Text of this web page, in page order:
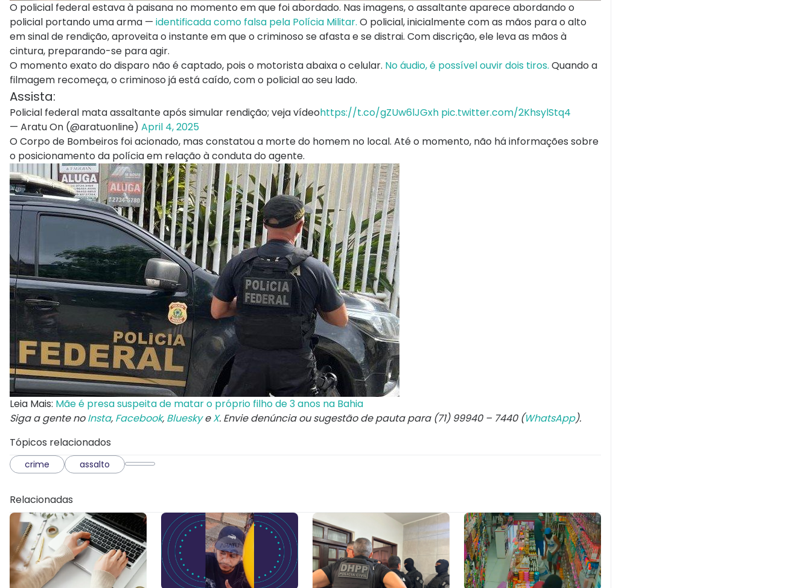
O policial federal estava à paisana no momento em que foi abordado. Nas imagens, o assaltante aparece abordando o
policial portando uma arma — identificada como falsa pela Polícia Militar. O policial, inicialmente com as mãos para o alto
em sinal de rendição, aproveita o instante em que o criminoso se afasta e se distrai. Com discrição, ele leva as mãos à
cintura, preparando-se para agir.
O momento exato do disparo não é captado, pois o motorista abaixa o celular. No áudio, é possível ouvir dois tiros. Quando a
filmagem recomeça, o criminoso já está caído, com o policial ao seu lado.
Assista:
Policial federal mata assaltante após simular rendição; veja vídeohttps://t.co/gZUw6lJGxh pic.twitter.com/2KhsylStq4
— Aratu On (@aratuonline) April 4, 2025
O Corpo de Bombeiros foi acionado, mas constatou a morte do homem no local. Até o momento, não há informações sobre
o posicionamento da polícia em relação à conduta do agente.
Leia Mais: Mãe é presa suspeita de matar o próprio filho de 3 anos na Bahia
Siga a gente noInsta, Facebook, BlueskyeX. Envie denúncia ou sugestão de pauta para (71) 99940 – 7440 (WhatsApp).
Tópicos relacionados
crime assalto
Relacionadas